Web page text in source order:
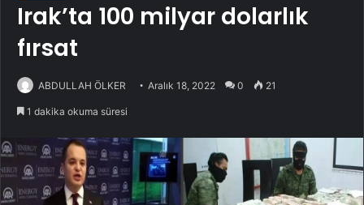
Irak’ta 100 milyar dolarlık
fırsat
ABDULLAH ÖLKER Aralık 18, 2022 0 21
1 dakika okuma süresi